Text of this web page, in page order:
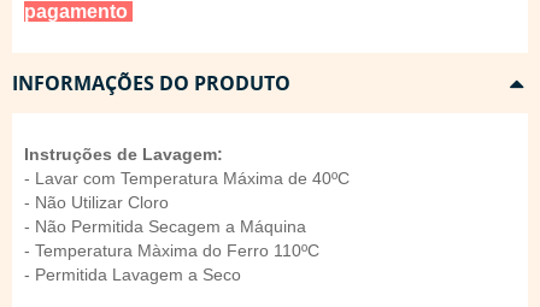
pagamento
INFORMAÇÕES DO PRODUTO
Instruções de Lavagem:
- Lavar com Temperatura Máxima de 40ºC
- Não Utilizar Cloro
- Não Permitida Secagem a Máquina
- Temperatura Màxima do Ferro 110ºC
- Permitida Lavagem a Seco